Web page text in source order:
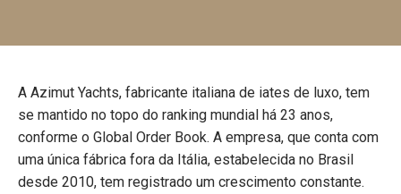
A Azimut Yachts, fabricante italiana de iates de luxo, tem
se mantido no topo do ranking mundial há 23 anos,
conforme o Global Order Book. A empresa, que conta com
uma única fábrica fora da Itália, estabelecida no Brasil
desde 2010, tem registrado um crescimento constante.